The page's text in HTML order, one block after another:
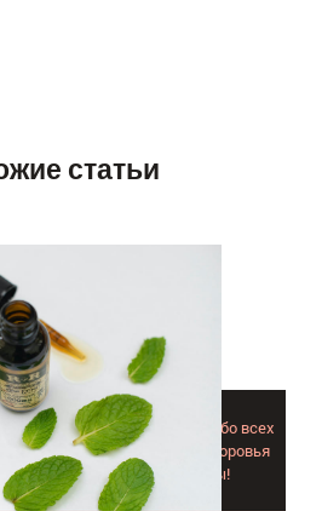
статьи
информации о мяте, обо всех
мяты и его пользе для здоровья
Вы будете впечатлены!